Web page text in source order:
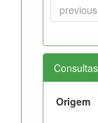
previous
Origem